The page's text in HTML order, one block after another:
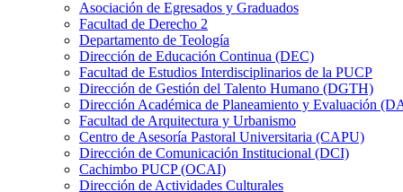
Asociación de Egresados y Graduados
Facultad de Derecho 2
Departamento de Teología
Dirección de Educación Continua (DEC)
Facultad de Estudios Interdisciplinarios de la PUCP
Dirección de Gestión del Talento Humano (DGTH)
Dirección Académica de Planeamiento y Evaluación
Facultad de Arquitectura y Urbanismo
Centro de Asesoría Pastoral Universitaria (CAPU)
Dirección de Comunicación Institucional (DCI)
Cachimbo PUCP (OCAI)
Dirección de Actividades Culturales